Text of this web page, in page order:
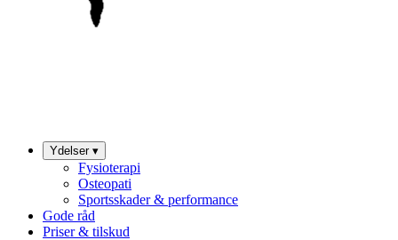
Ydelser ▾
Fysioterapi
Osteopati
Sportsskader & performance
Gode råd
Priser & tilskud